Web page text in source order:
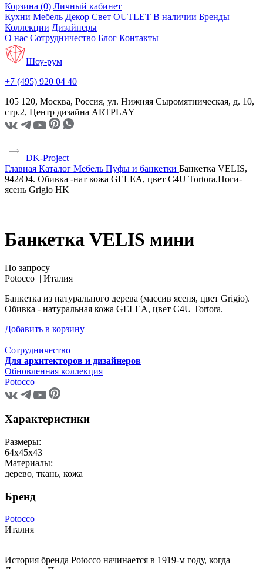
Корзина (0) Личный кабинет
Кухни Мебель Декор Свет OUTLET В наличии Бренды
Коллекции Дизайнеры
О нас Сотрудничество Блог Контакты
Шоу-рум
+7 (495) 920 04 40
105 120, Москва, Россия, ул. Нижняя Сыромятническая, д. 10,
стр.2, Центр дизайна ARTPLAY
DK-Project
Главная Каталог Мебель Пуфы и банкетки Банкетка VELIS,
942/O4. Обивка -нат кожа GELEA, цвет C4U Tortora.Ноги-
ясень Grigio HK
Банкетка VELIS мини
По запросу
Potocco | Италия
Банкетка из натурального дерева (массив ясеня, цвет Grigio).
Обивка - натуральная кожа GELEA, цвет C4U Tortora.
Добавить в корзину
Сотрудничество
Для архитекторов и дизайнеров
Обновленная коллекция
Potocco
Характеристики
Размеры:
64х45х43
Материалы:
дерево, ткань, кожа
Бренд
Potocco
Италия
История бренда Potocco начинается в 1919-м году, когда